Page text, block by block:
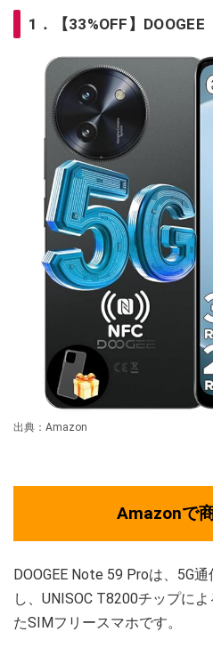
1．【33%OFF】DOOGEE
出典：Amazon
Amazonで
DOOGEE Note 59 Proは、5G
し、UNISOC T8200チップに
たSIMフリースマホです。